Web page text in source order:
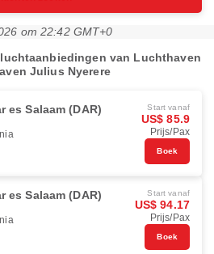
om 22:42 GMT+0
van Luchthaven
Julius Nyerere
es Salaam (DAR) Start vanaf
US$ 85.9
Prijs/Pax
Boek
es Salaam (DAR) Start vanaf
US$ 94.17
Prijs/Pax
Boek